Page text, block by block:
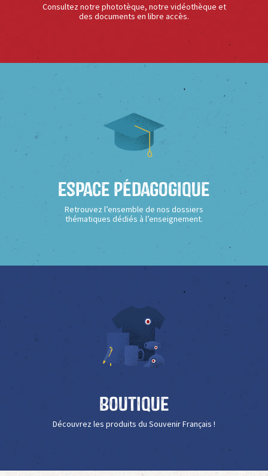
Consultez notre phototèque, notre vidéothèque et
des documents en libre accès.
Espace Pédagogique
Retrouvez l’ensemble de nos dossiers
thématiques dédiés à l’enseignement.
Boutique
Découvrez les produits du Souvenir Français !